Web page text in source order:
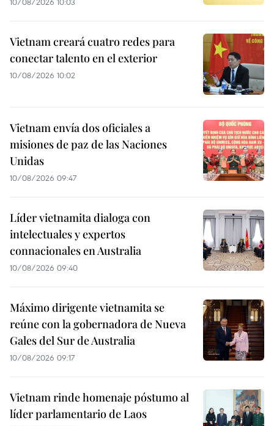
Vietnam creará cuatro redes para
conectar talento en el exterior
10/08/2026 10:02
Vietnam envía dos oficiales a
misiones de paz de las Naciones
Unidas
10/08/2026 09:47
Líder vietnamita dialoga con
intelectuales y expertos
connacionales en Australia
10/08/2026 09:40
Máximo dirigente vietnamita se
reúne con la gobernadora de Nueva
Gales del Sur de Australia
10/08/2026 09:17
Vietnam rinde homenaje póstumo al
líder parlamentario de Laos